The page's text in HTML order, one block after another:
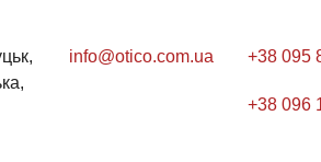
info@otico.com.ua +38 095
+38 096